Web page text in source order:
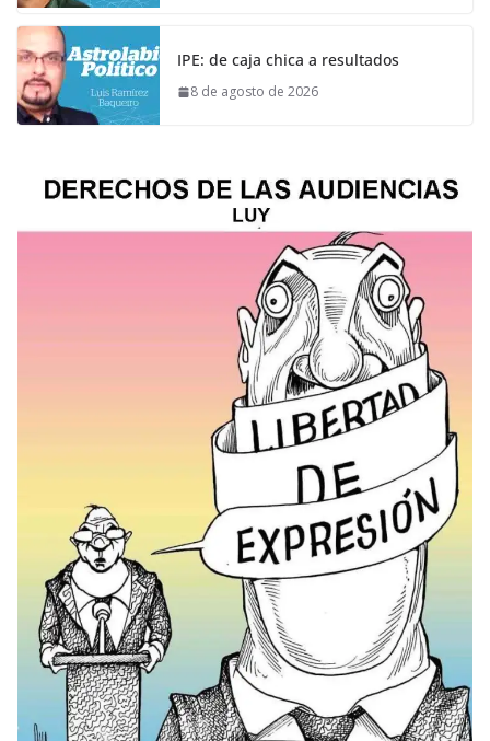
IPE: de caja chica a resultados
8 de agosto de 2026